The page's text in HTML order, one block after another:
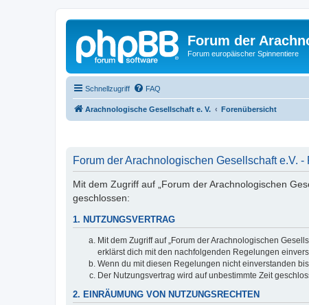
Forum der
Forum europäischer Spinnentiere
Schnellzugriff FAQ
Arachnologische Gesellschaft e. V. Forenübersicht
Forum der Arachnologischen Gesellschaft e.V. -
Mit dem Zugriff auf „Forum der Arachnologischen
geschlossen:
1. NUTZUNGSVERTRAG
Mit dem Zugriff auf „Forum der Arachnologischen
erklärst dich mit den nachfolgenden Regelungen
Wenn du mit diesen Regelungen nicht einverstanden
Der Nutzungsvertrag wird auf unbestimmte Zeit
2. EINRÄUMUNG VON NUTZUNGSRECHTEN